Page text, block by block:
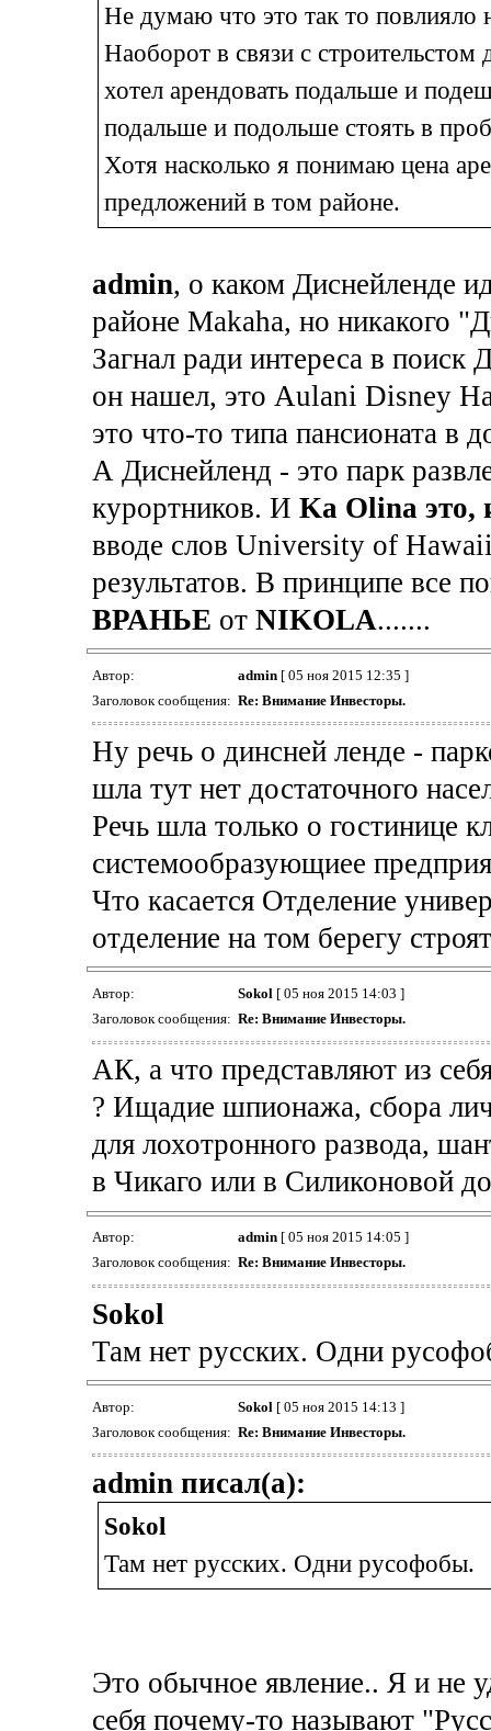
Не думаю что это так то повлияло
Наоборот в связи с строительстом
хотел арендовать подальше и
подальше и подольше стоять в
Хотя насколько я понимаю цена
предложений в том районе.
admin, о каком Диснейленде
районе Makaha, но никакого
Загнал ради интереса в поиск
он нашел, это Aulani Disney
это что-то типа пансионата в
А Диснейленд - это парк
курортников. И Ka Olina
вводе слов University of
результатов. В принципе все
ВРАНЬЕ от NIKOLA.......
Автор: admin[ 05 ноя 2015 12:35 ]
Заголовок сообщения: Re: Внимание Инвесторы.
Ну речь о динсней ленде -
шла тут нет достаточного
Речь шла только о гостинице
системообразующиее
Что касается Отделение
отделение на том берегу
Автор: Sokol[ 05 ноя 2015 14:03 ]
Заголовок сообщения: Re: Внимание Инвесторы.
АК, а что представляют из
? Ищадие шпионажа, сбора
для лохотронного развода,
в Чикаго или в Силиконовой
Автор: admin[ 05 ноя 2015 14:05 ]
Заголовок сообщения: Re: Внимание Инвесторы.
Sokol
Там нет русских. Одни
Автор: Sokol [ 05 ноя 2015 14:13 ]
Заголовок сообщения: Re: Внимание Инвесторы.
admin писал(а):
Sokol
Там нет русских. Одни русофобы.
Это обычное явление.. Я и не
себя почему-то называют